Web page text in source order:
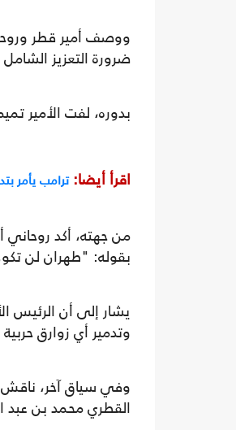
ووصف أمير قطر
ضرورة التعزيز
بدوره، لفت الأمير
اقرأ أيضا:ترامب يأمر
من جهته، أكد روحاني
بقوله: "طهران لن
يشار إلى أن الرئيس
وتدمير أي زوارق
وفي سياق آخر، ناقش
القطري محمد بن عبد